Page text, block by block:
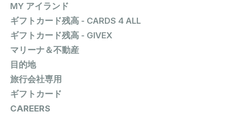
MY アイランド
ギフトカード残高 - CARDS 4 ALL
ギフトカード残高 - GIVEX
マリーナ＆不動産
目的地
旅行会社専用
ギフトカード
CAREERS